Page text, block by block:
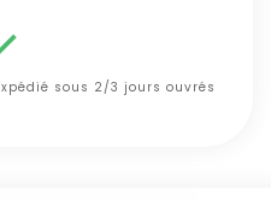
sous 2/3 jours ouvrés